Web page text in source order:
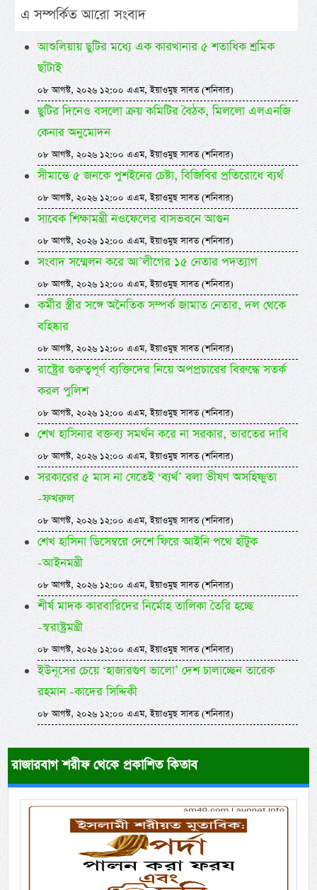
এ সম্পর্কিত আরো সংবাদ
আশুলিয়ায় ছুটির মধ্যে এক কারখানার ৫ শতাধিক শ্রমিক
ছাঁটাই
০৮ আগস্ট, ২০২৬ ১২:০০ এএম, ইয়াওমুছ সাবত (শনিবার)
ছুটির দিনেও বসলো ক্রয় কমিটির বৈঠক, মিললো এলএনজি
কেনার অনুমোদন
০৮ আগস্ট, ২০২৬ ১২:০০ এএম, ইয়াওমুছ সাবত (শনিবার)
সীমান্তে ৫ জনকে পুশইনের চেষ্টা, বিজিবির প্রতিরোধে ব্যর্থ
০৮ আগস্ট, ২০২৬ ১২:০০ এএম, ইয়াওমুছ সাবত (শনিবার)
সাবেক শিক্ষামন্ত্রী নওফেলের বাসভবনে আগুন
০৮ আগস্ট, ২০২৬ ১২:০০ এএম, ইয়াওমুছ সাবত (শনিবার)
সংবাদ সম্মেলন করে আ’লীগের ১৫ নেতার পদত্যাগ
০৮ আগস্ট, ২০২৬ ১২:০০ এএম, ইয়াওমুছ সাবত (শনিবার)
কর্মীর স্ত্রীর সঙ্গে অনৈতিক সম্পর্ক জামাত নেতার, দল থেকে
বহিষ্কার
০৮ আগস্ট, ২০২৬ ১২:০০ এএম, ইয়াওমুছ সাবত (শনিবার)
রাষ্ট্রের গুরুত্বপূর্ণ ব্যক্তিদের নিয়ে অপপ্রচারের বিরুদ্ধে সতর্ক
করল পুলিশ
০৮ আগস্ট, ২০২৬ ১২:০০ এএম, ইয়াওমুছ সাবত (শনিবার)
শেখ হাসিনার বক্তব্য সমর্থন করে না সরকার, ভারতের দাবি
০৮ আগস্ট, ২০২৬ ১২:০০ এএম, ইয়াওমুছ সাবত (শনিবার)
সরকারের ৫ মাস না যেতেই ‘ব্যর্থ’ বলা ভীষণ অসহিষ্ণুতা
-ফখরুল
০৮ আগস্ট, ২০২৬ ১২:০০ এএম, ইয়াওমুছ সাবত (শনিবার)
শেখ হাসিনা ডিসেম্বরে দেশে ফিরে আইনি পথে হাঁটুক
-আইনমন্ত্রী
০৮ আগস্ট, ২০২৬ ১২:০০ এএম, ইয়াওমুছ সাবত (শনিবার)
শীর্ষ মাদক কারবারিদের নির্মোহ তালিকা তৈরি হচ্ছে
-স্বরাষ্ট্রমন্ত্রী
০৮ আগস্ট, ২০২৬ ১২:০০ এএম, ইয়াওমুছ সাবত (শনিবার)
ইউনূসের চেয়ে ‘হাজারগুণ ভালো’ দেশ চালাচ্ছেন তারেক
রহমান -কাদের সিদ্দিকী
০৮ আগস্ট, ২০২৬ ১২:০০ এএম, ইয়াওমুছ সাবত (শনিবার)
রাজারবাগ শরীফ থেকে প্রকাশিত কিতাব